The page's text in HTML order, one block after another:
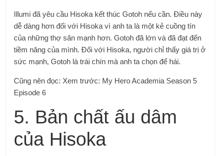
Illumi đã yêu cầu Hisoka kết thúc Gotoh nếu cần. Điều này
dễ dàng hơn đối với Hisoka vì anh ta là một kẻ cuồng tín
của những thợ săn mạnh hơn. Gotoh đã lớn và đã đạt đến
tiềm năng của mình. Đối với Hisoka, người chỉ thấy giá trị ở
sức mạnh, Gotoh là trái chín mà anh ta chọn để hái.
Cũng nên đọc: Xem trước: My Hero Academia Season 5
Episode 6
5. Bản chất ấu dâm
của Hisoka